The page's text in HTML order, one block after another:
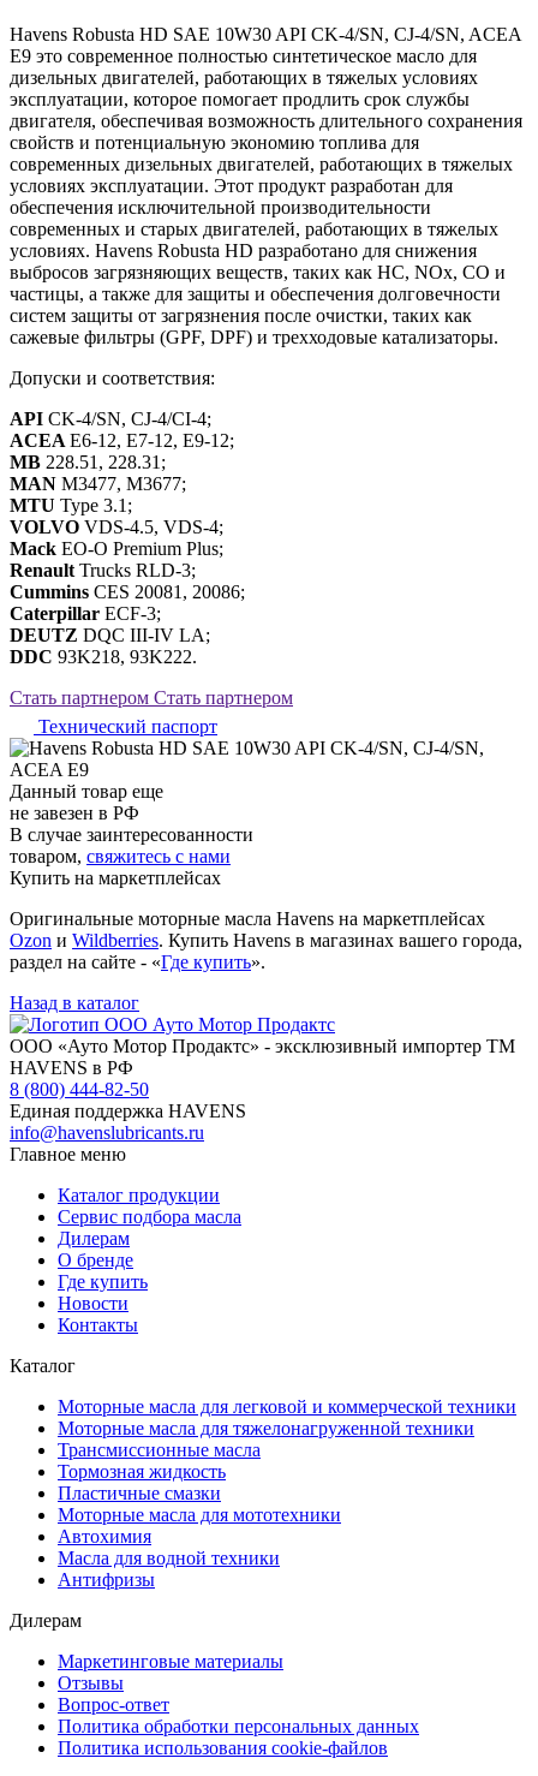
Havens Robusta HD SAE 10W30 API CK-4/SN, CJ-4/SN, ACEA
E9 это современное полностью синтетическое масло для
дизельных двигателей, работающих в тяжелых условиях
эксплуатации, которое помогает продлить срок службы
двигателя, обеспечивая возможность длительного сохранения
свойств и потенциальную экономию топлива для
современных дизельных двигателей, работающих в тяжелых
условиях эксплуатации. Этот продукт разработан для
обеспечения исключительной производительности
современных и старых двигателей, работающих в тяжелых
условиях. Havens Robusta HD разработано для снижения
выбросов загрязняющих веществ, таких как HC, NOx, CO и
частицы, а также для защиты и обеспечения долговечности
систем защиты от загрязнения после очистки, таких как
сажевые фильтры (GPF, DPF) и трехходовые катализаторы.
Допуски и соответствия:
API CK-4/SN, CJ-4/CI-4;
ACEA E6-12, E7-12, E9-12;
MB 228.51, 228.31;
MAN M3477, M3677;
MTU Type 3.1;
VOLVO VDS-4.5, VDS-4;
Mack EO-O Premium Plus;
Renault Trucks RLD-3;
Cummins CES 20081, 20086;
Caterpillar ECF-3;
DEUTZ DQC III-IV LA;
DDC 93K218, 93K222.
Стать партнером Стать партнером
Технический паспорт
Данный товар еще
не завезен в РФ
В случае заинтересованности
товаром, свяжитесь с нами
Купить на маркетплейсах
Оригинальные моторные масла Havens на маркетплейсах
Ozon и Wildberries. Купить Havens в магазинах вашего города,
раздел на сайте - «Где купить».
Назад в каталог
ООО «Ауто Мотор Продактс» - эксклюзивный импортер ТМ
HAVENS в РФ
8 (800) 444-82-50
Единая поддержка HAVENS
info@havenslubricants.ru
Главное меню
Каталог продукции
Сервис подбора масла
Дилерам
О бренде
Где купить
Новости
Контакты
Каталог
Моторные масла для легковой и коммерческой техники
Моторные масла для тяжелонагруженной техники
Трансмиссионные масла
Тормозная жидкость
Пластичные смазки
Моторные масла для мототехники
Автохимия
Масла для водной техники
Антифризы
Дилерам
Маркетинговые материалы
Отзывы
Вопрос-ответ
Политика обработки персональных данных
Политика использования cookie-файлов